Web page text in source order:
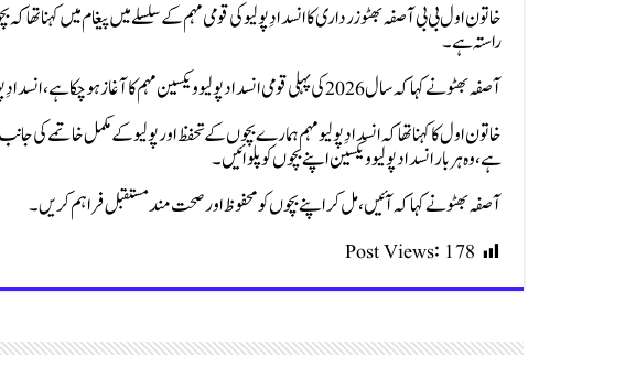
خاتون اول بی بی آصفہ بھٹو زرداری کا انسدادِ پولیو کی قومی مہم کے سلسلے میں پیغام میں کہنا
راستہ ہے۔
آصفہ بھٹو نے کہا کہ سال 2026 کی پہلی قومی انسداد پولیو ویکسین مہم کا آغاز ہو چکا ہے، انسدادِ پولیو مہم میں ہیلتھ ورکرز گھر گھر جا کر بچوں کو قطرے پلا رہے ہیں۔
ہے، وہ ہر بار انسداد پولیو ویکسین اپنے بچوں کو پلوائیں۔
آصفہ بھٹو نے کہا کہ آئیں، مل کر اپنے بچوں کو محفوظ اور صحت مند مستقبل فراہم کریں۔
Post Views: 178